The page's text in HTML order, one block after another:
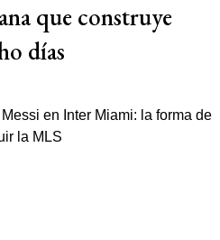
que construye
días